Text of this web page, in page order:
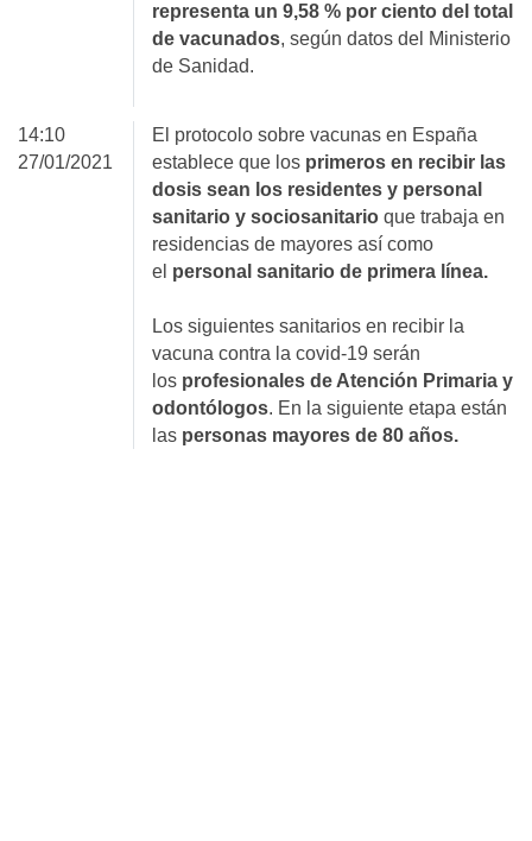
representa un 9,58 % por ciento del total
de vacunados, según datos del Ministerio
de Sanidad.
14:10
27/01/2021
El protocolo sobre vacunas en España
establece que los primeros en recibir las
dosis sean los residentes y personal
sanitario y sociosanitario que trabaja en
residencias de mayores así como
el personal sanitario de primera línea.
Los siguientes sanitarios en recibir la
vacuna contra la covid-19 serán
los profesionales de Atención Primaria y
odontólogos. En la siguiente etapa están
las personas mayores de 80 años.